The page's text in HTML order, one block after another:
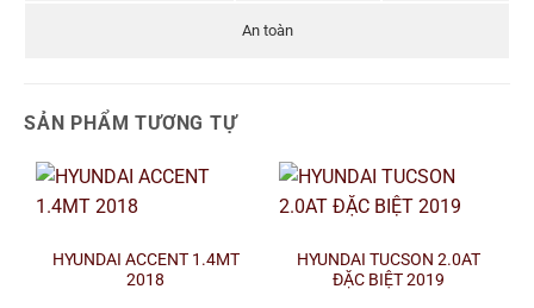
An toàn
SẢN PHẨM TƯƠNG TỰ
HYUNDAI ACCENT 1.4MT
2018
HYUNDAI TUCSON 2.0AT
ĐẶC BIỆT 2019